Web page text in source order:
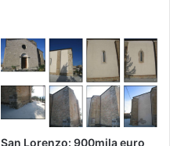
San Lorenzo: 900mila euro